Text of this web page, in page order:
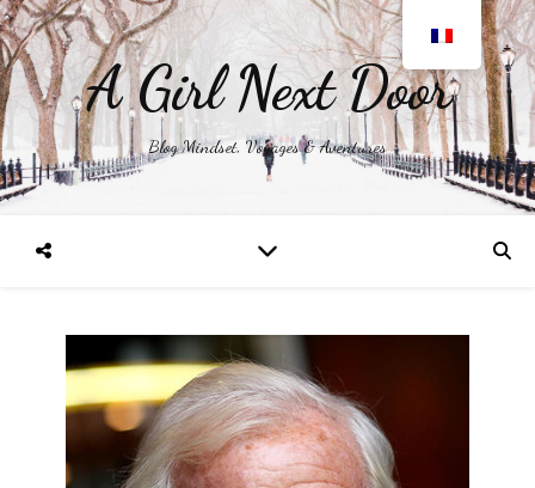
A Girl Next Door
Blog Mindset, Voyages & Aventures